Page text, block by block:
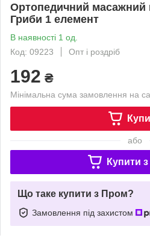
Ортопедичний масажний
Гриби 1 елемент
В наявності 1 од.
Код: 09223
Опт і роздріб
192 ₴
Мінімальна сума замовлення на
або
Купити з
Що таке купити з Пром?
Замовлення під захистом